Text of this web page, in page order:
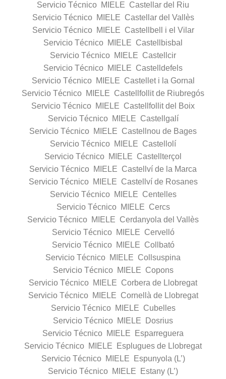
Servicio Técnico MIELE Castellar del Riu
Servicio Técnico MIELE Castellar del Vallès
Servicio Técnico MIELE Castellbell i el Vilar
Servicio Técnico MIELE Castellbisbal
Servicio Técnico MIELE Castellcir
Servicio Técnico MIELE Castelldefels
Servicio Técnico MIELE Castellet i la Gornal
Servicio Técnico MIELE Castellfollit de Riubregós
Servicio Técnico MIELE Castellfollit del Boix
Servicio Técnico MIELE Castellgalí
Servicio Técnico MIELE Castellnou de Bages
Servicio Técnico MIELE Castellolí
Servicio Técnico MIELE Castellterçol
Servicio Técnico MIELE Castellví de la Marca
Servicio Técnico MIELE Castellví de Rosanes
Servicio Técnico MIELE Centelles
Servicio Técnico MIELE Cercs
Servicio Técnico MIELE Cerdanyola del Vallès
Servicio Técnico MIELE Cervelló
Servicio Técnico MIELE Collbató
Servicio Técnico MIELE Collsuspina
Servicio Técnico MIELE Copons
Servicio Técnico MIELE Corbera de Llobregat
Servicio Técnico MIELE Cornellà de Llobregat
Servicio Técnico MIELE Cubelles
Servicio Técnico MIELE Dosrius
Servicio Técnico MIELE Esparreguera
Servicio Técnico MIELE Esplugues de Llobregat
Servicio Técnico MIELE Espunyola (L’)
Servicio Técnico MIELE Estany (L’)